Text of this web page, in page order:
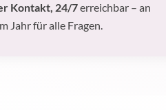
Kontakt, 24/7erreichbar – an
Jahr für alle Fragen.